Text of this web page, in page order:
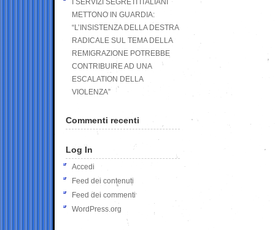
I SERVIZI SEGRETI ITALIANI
METTONO IN GUARDIA:
“L’INSISTENZA DELLA DESTRA
RADICALE SUL TEMA DELLA
REMIGRAZIONE POTREBBE
CONTRIBUIRE AD UNA
ESCALATION DELLA
VIOLENZA”
Commenti recenti
Log In
Accedi
Feed dei contenuti
Feed dei commenti
WordPress.org